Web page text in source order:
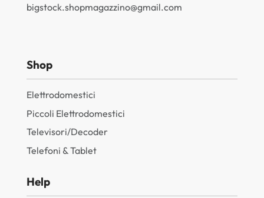
bigstock.shopmagazzino@gmail.com
Shop
Elettrodomestici
Piccoli Elettrodomestici
Televisori/Decoder
Telefoni & Tablet
Help